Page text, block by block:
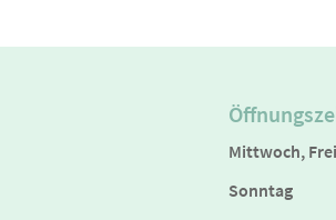
Mittwoch,
Sonntag